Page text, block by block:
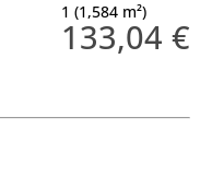
1 (1,584 m²)
133,04 €